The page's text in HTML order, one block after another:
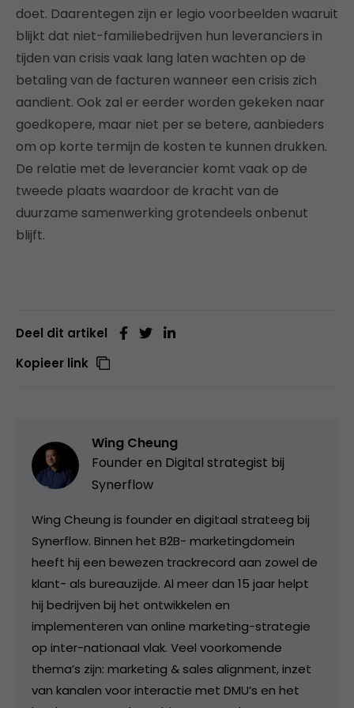
doet. Daarentegen zijn er legio voorbeelden waaruit
blijkt dat niet-familiebedrijven hun leveranciers in
tijden van crisis vaak lang laten wachten op de
betaling van de facturen wanneer een crisis zich
aandient. Ook zal er eerder worden gekeken naar
goedkopere, maar niet per se betere, aanbieders
om op korte termijn de kosten te kunnen drukken.
De relatie met de leverancier komt vaak op de
tweede plaats waardoor de kracht van de
duurzame samenwerking grotendeels onbenut
blijft.
Deel dit artikel
Kopieer link
Wing Cheung
Founder en Digital strategist bij
Synerflow
Wing Cheung is founder en digitaal strateeg bij
Synerflow. Binnen het B2B- marketingdomein
heeft hij een bewezen trackrecord aan zowel de
klant- als bureauzijde. Al meer dan 15 jaar helpt
hij bedrijven bij het ontwikkelen en
implementeren van online marketing-strategie
op inter-nationaal vlak. Veel voorkomende
thema’s zijn: marketing & sales alignment, inzet
van kanalen voor interactie met DMU’s en het